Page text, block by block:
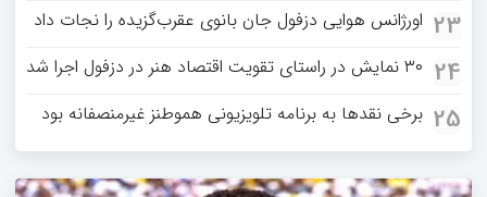
23 اورژانس هوایی دزفول جان بانوی عقرب‌گزیده را نجات داد
24 ۳۰ نمایش در راستای تقویت اقتصاد هنر در دزفول اجرا شد
25 برخی نقدها به برنامه تلویزیونی هموطنز غیرمنصفانه بود